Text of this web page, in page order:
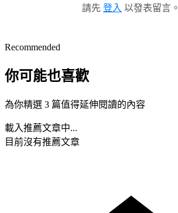
請先 登入 以發表留言。
Recommended
你可能也喜歡
為你精選 3 篇值得延伸閱讀的內容
載入推薦文章中...
目前沒有推薦文章